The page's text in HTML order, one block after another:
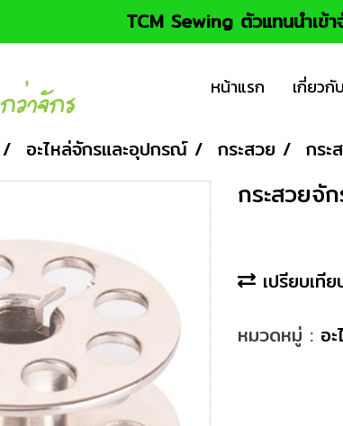
TCM Sewing ตัวแทนนำเข้
หน้าแรก เกี่ยวกั
อะไหล่จักรและอุปกรณ์ กระสวย กระ
กระสวยจั
เปรียบเทีย
หมวดหมู่ : อ